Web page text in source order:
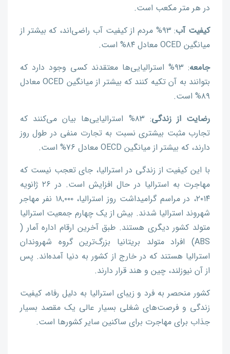
در هر متر مکعب است.
کیفیت آب
: ۹۳% مردم از کیفیت آب راضی‌اند، که بیشتر از
میانگین OCED معادل ۸۴% است.
جامعه
: ۹۳% استرالیایی‌ها معتقدند کسی وجود دارد که
بتوانند به آن تکیه کنند که بیشتر از میانگین OCED معادل
۸۹% است.
رضایت از زندگی
: ۸۳% استرالیایی‌ها بیان می‌کنند که
تجارب مثبت بیشتری نسبت به تجارت منفی در طول روز
دارند، که بیشتر از میانگین OECD معادل ۷۶% است.
با این کیفیت از زندگی در استرالیا، جای تعجب نیست که
مهاجرت به استرالیا در حال افزایش است. در ۲۶ ژانویه
۲۰۱۴، در مراسم گرامیداشت روز استرالیا، ۱۸,۰۰۰ نفر مهاجر
شهروند استرالیا شدند. بیش از یک چهارم جمعیت استرالیا
متولد کشور دیگری هستند. طبق آخرین ارقام اداره آمار (
ABS) افراد متولد بریتانیا بزرگ‌ترین گروه شهروندان
استرالیا هستند که در خارج از کشور به دنیا آمده‌اند. پس
از آن نیوزلند، چین و هند قرار دارند.
کشور منحصر به فرد و زیبای استرالیا به دلیل رفاه، کیفیت
زندگی و فرصت‌های شغلی بسیار عالی یک مقصد بسیار
جذاب برای مهاجرت برای ساکنین سایر کشورها است.